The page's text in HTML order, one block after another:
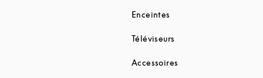
Enceintes
Téléviseurs
Accessoires